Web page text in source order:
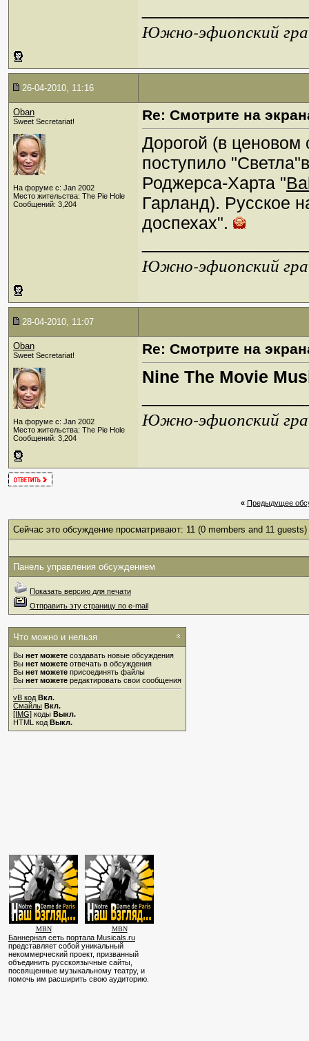
Южно-эфиопский
26-04-2010, 11:16
Oban
Sweet Secretariat!
На форуме с: Jan 2002
Место жительства: The Pie Hole
Сообщений: 3,204
Re: Смотрите на
Дорогой (в
поступило
Роджерса-Харта "
Гарланд). Русское
доспехах".
Южно-эфиопский
28-04-2010, 11:07
Oban
Sweet Secretariat!
На форуме с: Jan 2002
Место жительства: The Pie Hole
Сообщений: 3,204
Re: Смотрите на
Nine The Movie
Южно-эфиопский
« Предыдущее
Сейчас это обсуждение просматривают: 11 (0 members and 11 guests)
Панель управления обсуждением
Показать версию для печати
Отправить эту страницу по e-mail
Что можно и нельзя
Вы нет можете создавать новые обсуждения
Вы нет можете отвечать в обсуждения
Вы нет можете присоединять файлы
Вы нет можете редактировать свои сообщения
vB код Вкл.
Смайлы Вкл.
[IMG] коды Выкл.
HTML код Выкл.
MBN MBN
Баннерная сеть портала Musicals.ru
представляет собой уникальный
некоммерческий проект, призванный
объединить русскоязычные сайты,
посвященные музыкальному театру, и
помочь им расширить свою аудиторию.